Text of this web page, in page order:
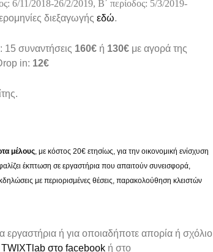
6/11/2018-26/2/2019, Β΄ περίοδος: 5/3/2019-
διεξαγωγής εδώ.
15 συναντήσεις 160€ ή 130€ με αγορά της
in: 12€
μέλους , με κόστος 20€ ετησίως, για την οικονομική ενίσχυση
έκπτωση σε εργαστήρια που απαιτούν συνεισφορά,
με περιορισμένες θέσεις, παρακολούθηση κλειστών
εργαστήρια ή για οποιαδήποτε απορία ή σχόλιο
TWIXTlab στο facebook ή στο